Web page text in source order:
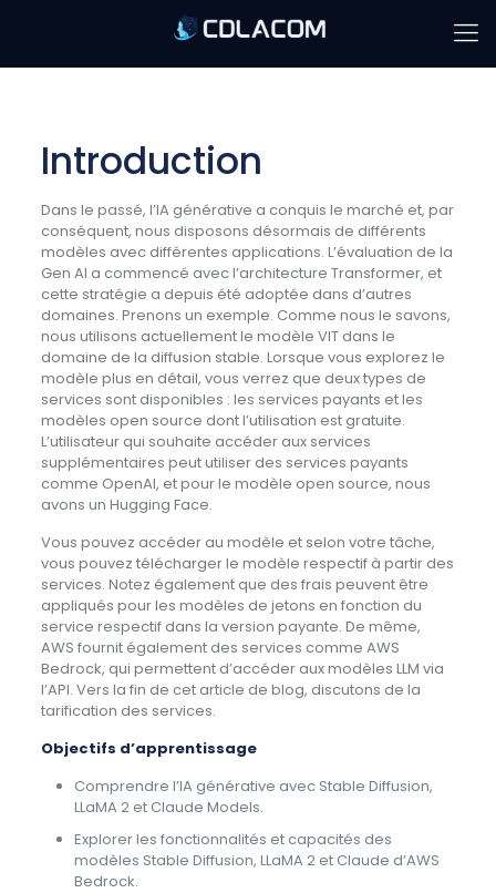
Introduction
Dans le passé, l’IA générative a conquis le marché et, par
conséquent, nous disposons désormais de différents
modèles avec différentes applications. L’évaluation de la
Gen AI a commencé avec l’architecture Transformer, et
cette stratégie a depuis été adoptée dans d’autres
domaines. Prenons un exemple. Comme nous le savons,
nous utilisons actuellement le modèle VIT dans le
domaine de la diffusion stable. Lorsque vous explorez le
modèle plus en détail, vous verrez que deux types de
services sont disponibles : les services payants et les
modèles open source dont l’utilisation est gratuite.
L’utilisateur qui souhaite accéder aux services
supplémentaires peut utiliser des services payants
comme OpenAI, et pour le modèle open source, nous
avons un Hugging Face.
Vous pouvez accéder au modèle et selon votre tâche,
vous pouvez télécharger le modèle respectif à partir des
services. Notez également que des frais peuvent être
appliqués pour les modèles de jetons en fonction du
service respectif dans la version payante. De même,
AWS fournit également des services comme AWS
Bedrock, qui permettent d’accéder aux modèles LLM via
l’API. Vers la fin de cet article de blog, discutons de la
tarification des services.
Objectifs d’apprentissage
Comprendre l’IA générative avec Stable Diffusion,
LLaMA 2 et Claude Models.
Explorer les fonctionnalités et capacités des
modèles Stable Diffusion, LLaMA 2 et Claude d’AWS
Bedrock.